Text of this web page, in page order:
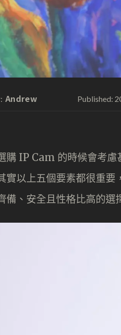
Andrew Published:
購 IP Cam 的時候會考慮
實以上五個要素都很重
備、安全且性格比高的選